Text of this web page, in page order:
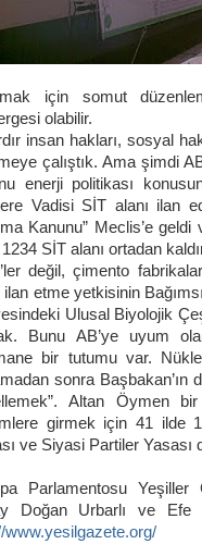
için somut
olabilir.
insan hakları, sosyal
çalıştık. Ama şimdi
enerji politikası
Vadisi SİT alanı ilan
Kanunu” Meclis’e
SİT alanı ortadan
değil, çimento
ilan etme yetkisinin
Ulusal Biyolojik
Bunu AB’ye uyum
bir tutumu var.
sonra Başbakan’ın
Altan Öymen
girmek için 41 ilde
ve Siyasi Partiler Yasası
Parlamentosu Yeşiller
Doğan Urbarlı ve Efe
www.yesilgazete.org/